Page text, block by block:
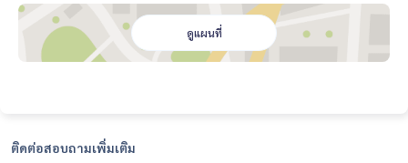
ดูแผนที่
ติดต่อสอบถามเพิ่มเติม